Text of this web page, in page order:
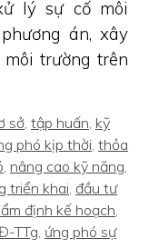
lý sự cố môi
án, xây
trường trên
sở, tập huấn, kỹ
phó kịp thời, thỏa
, nâng cao kỹ năng,
triển khai, đầu tư
định kế hoạch,
TTg, ứng phó sự